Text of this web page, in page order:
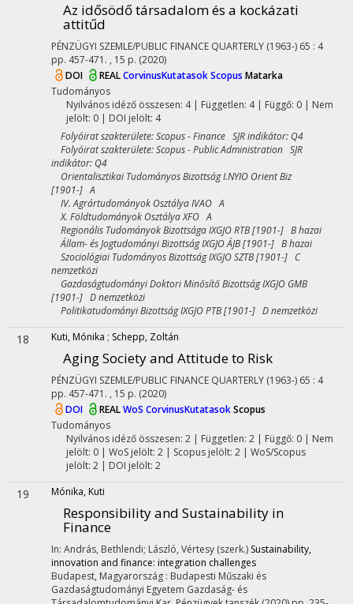
Az idősödő társadalom és a kockázati
attitűd
PÉNZÜGYI SZEMLE/PUBLIC FINANCE QUARTERLY (1963-) 65 : 4
pp. 457-471. , 15 p. (2020)
DOI
REALCorvinusKutatasokScopus Matarka
Tudományos
Nyilvános idéző összesen: 4| Független: 4 | Függő: 0 | Nem
jelölt: 0 | DOI jelölt: 4
Folyóirat szakterülete: Scopus - Finance SJR indikátor: Q4
Folyóirat szakterülete: Scopus - Public Administration SJR
indikátor: Q4
Orientalisztikai Tudományos Bizottság I.NYIO Orient Biz
[1901-] A
IV. Agrártudományok Osztálya IVAO A
X. Földtudományok Osztálya XFO A
Regionális Tudományok Bizottsága IXGJO RTB [1901-] B hazai
Állam- és Jogtudományi Bizottság IXGJO ÁJB [1901-] B hazai
Szociológiai Tudományos Bizottság IXGJO SZTB [1901-] C
nemzetközi
Gazdaságtudományi Doktori Minősítő Bizottság IXGJO GMB
[1901-] D nemzetközi
Politikatudományi Bizottság IXGJO PTB [1901-] D nemzetközi
18 Kuti, Mónika ; Schepp, Zoltán
Aging Society and Attitude to Risk
PÉNZÜGYI SZEMLE/PUBLIC FINANCE QUARTERLY (1963-) 65 : 4
pp. 457-471. , 15 p. (2020)
DOI
REALWoS CorvinusKutatasokScopus
Tudományos
Nyilvános idéző összesen: 2| Független: 2 | Függő: 0 | Nem
jelölt: 0 | WoS jelölt: 2 | Scopus jelölt: 2 | WoS/Scopus
jelölt: 2 | DOI jelölt: 2
19 Mónika, Kuti
Responsibility and Sustainability in
Finance
In: András, Bethlendi; László, Vértesy (szerk.) Sustainability,
innovation and finance: integration challenges
Budapest, Magyarország : Budapesti Műszaki és
Gazdaságtudományi Egyetem Gazdaság- és